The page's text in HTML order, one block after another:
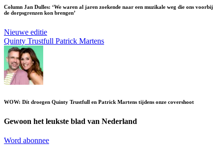
Column Jan Dulles: ‘We waren al jaren zoekende naar een muzikale weg die ons voorbij
de dorpsgrenzen kon brengen’
Nieuwe editie
Quinty Trustfull Patrick Martens
WOW: Dít droegen Quinty Trustfull en Patrick Martens tijdens onze covershoot
Gewoon het leukste blad van Nederland
Word abonnee